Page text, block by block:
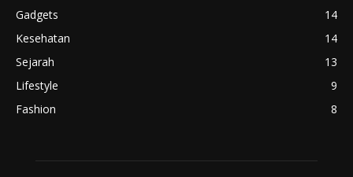
Gadgets
14
Kesehatan
14
Sejarah
13
Lifestyle
9
Fashion
8